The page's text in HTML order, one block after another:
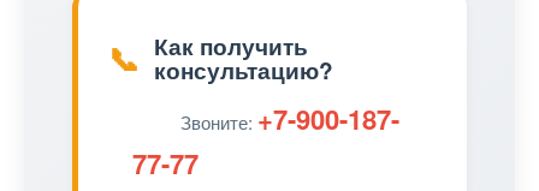
📞 Как получить
консультацию?
Звоните: +7-900-187-
77-77